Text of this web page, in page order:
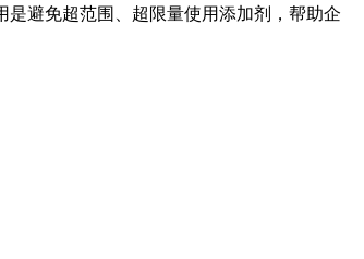
是避免超范围、超限量使用添加剂，帮助企